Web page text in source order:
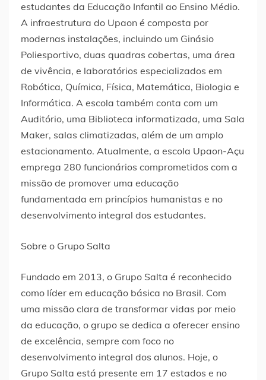
estudantes da Educação Infantil ao Ensino Médio.
A infraestrutura do Upaon é composta por
modernas instalações, incluindo um Ginásio
Poliesportivo, duas quadras cobertas, uma área
de vivência, e laboratórios especializados em
Robótica, Química, Física, Matemática, Biologia e
Informática. A escola também conta com um
Auditório, uma Biblioteca informatizada, uma Sala
Maker, salas climatizadas, além de um amplo
estacionamento. Atualmente, a escola Upaon-Açu
emprega 280 funcionários comprometidos com a
missão de promover uma educação
fundamentada em princípios humanistas e no
desenvolvimento integral dos estudantes.
Sobre o Grupo Salta
Fundado em 2013, o Grupo Salta é reconhecido
como líder em educação básica no Brasil. Com
uma missão clara de transformar vidas por meio
da educação, o grupo se dedica a oferecer ensino
de excelência, sempre com foco no
desenvolvimento integral dos alunos. Hoje, o
Grupo Salta está presente em 17 estados e no